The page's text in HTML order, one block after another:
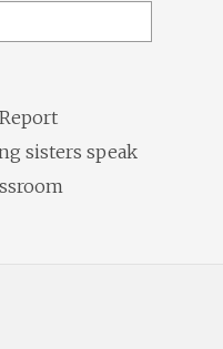
sisters speak